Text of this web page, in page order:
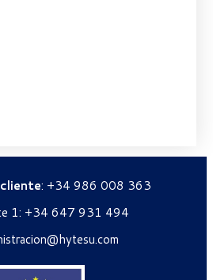
: +34 986 008 363
1: +34 647 931 494